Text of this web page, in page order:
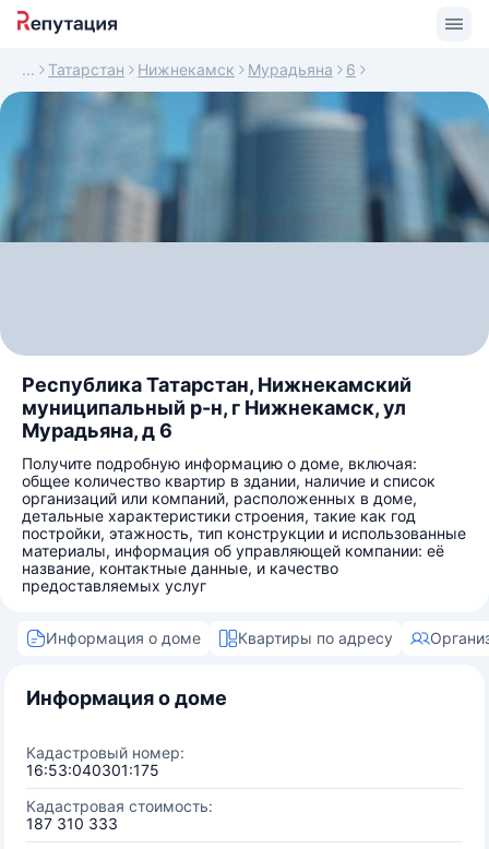
Татарстан Нижнекамск Мурадьяна 6
Республика Татарстан, Нижнекамский
муниципальный р-н, г Нижнекамск, ул
Мурадьяна, д 6
Получите подробную информацию о доме, включая:
общее количество квартир в здании, наличие и список
организаций или компаний, расположенных в доме,
детальные характеристики строения, такие как год
постройки, этажность, тип конструкции и использованные
материалы, информация об управляющей компании: её
название, контактные данные, и качество
предоставляемых услуг
Информация о доме Квартиры по адресу
Информация о доме
Кадастровый номер:
16:53:040301:175
Кадастровая стоимость:
187 310 333